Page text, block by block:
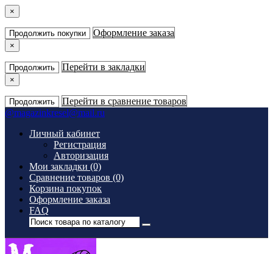
×
Продолжить покупки Оформление заказа
×
Продолжить Перейти в закладки
×
Продолжить
Перейти в сравнение товаров
@magazinkresel@mail.ru
Личный кабинет
Регистрация
Авторизация
Мои закладки (0)
Сравнение товаров (0)
Корзина покупок
Оформление заказа
FAQ